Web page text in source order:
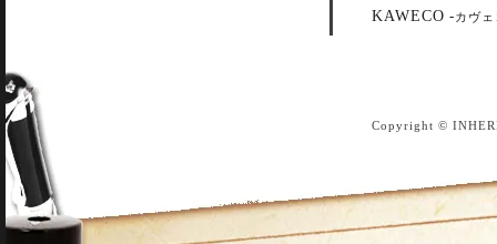
KAWECO -カヴェ
Copyright ©